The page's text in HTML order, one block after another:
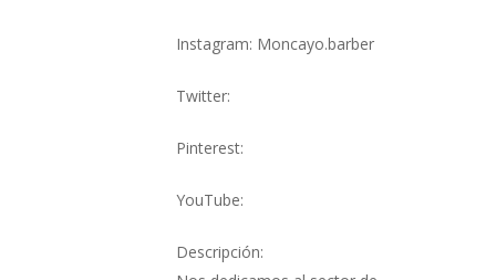
Instagram: Moncayo.barber
Twitter:
Pinterest:
YouTube:
Descripción: